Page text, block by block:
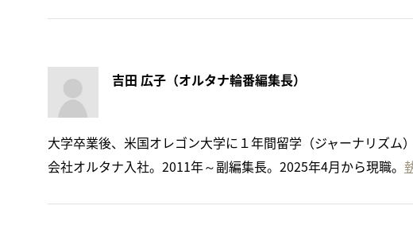
吉田 広子（オルタナ輪番編集長）
大学卒業後、米国オレゴン大学に１年間留学（ジャーナリズム
会社オルタナ入社。2011年～副編集長。2025年4月から現職。